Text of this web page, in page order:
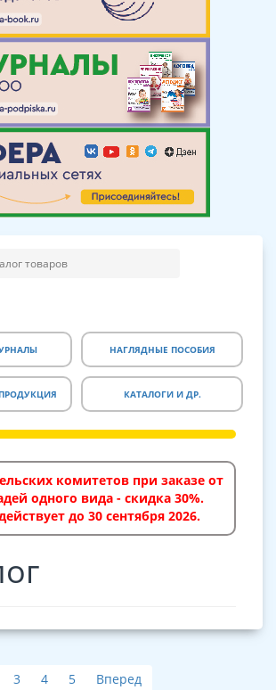
товаров
НАГЛЯДНЫЕ ПОСОБИЯ
КАТАЛОГИ И ДР.
комитетов при заказе от
одного вида - скидка 30%.
до 30 сентября 2026.
3 4 5 Вперед